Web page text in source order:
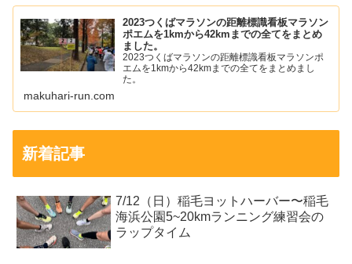
2023つくばマラソンの距離標識看板マラソン
ポエムを1kmから42kmまでの全てをまとめ
ました。
2023つくばマラソンの距離標識看板マラソンポ
エムを1kmから42kmまでの全てをまとめまし
た。
makuhari-run.com
新着記事
7/12（日）稲毛ヨットハーバー〜稲毛
海浜公園5~20kmランニング練習会の
ラップタイム